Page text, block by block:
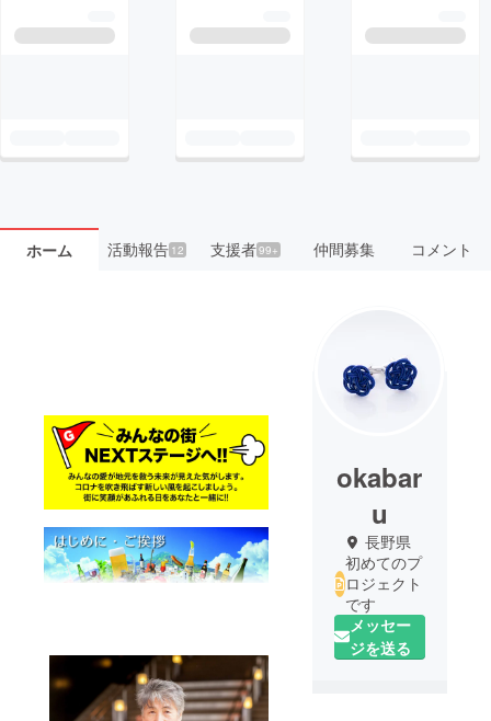
ホーム 活動報告12 支援者99+ 仲間募集 コメント
okabar
u
長野県
初めてのプ
ロジェクト
です
メッセー
ジを送る